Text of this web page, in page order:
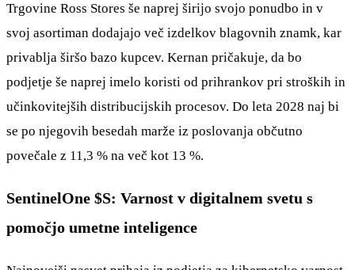
Trgovine Ross Stores še naprej širijo svojo ponudbo in v
svoj asortiman dodajajo več izdelkov blagovnih znamk, kar
privablja širšo bazo kupcev. Kernan pričakuje, da bo
podjetje še naprej imelo koristi od prihrankov pri stroških in
učinkovitejših distribucijskih procesov. Do leta 2028 naj bi
se po njegovih besedah marže iz poslovanja občutno
povečale z 11,3 % na več kot 13 %.
SentinelOne $S: Varnost v digitalnem svetu s
pomočjo umetne inteligence